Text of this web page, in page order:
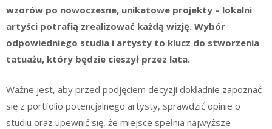
wzorów po nowoczesne, unikatowe projekty – lokalni
artyści potrafią zrealizować każdą wizję. Wybór
odpowiedniego studia i artysty to klucz do stworzenia
tatuażu, który będzie cieszył przez lata.
Ważne jest, aby przed podjęciem decyzji dokładnie zapoznać
się z portfolio potencjalnego artysty, sprawdzić opinie o
studiu oraz upewnić się, że miejsce spełnia najwyższe